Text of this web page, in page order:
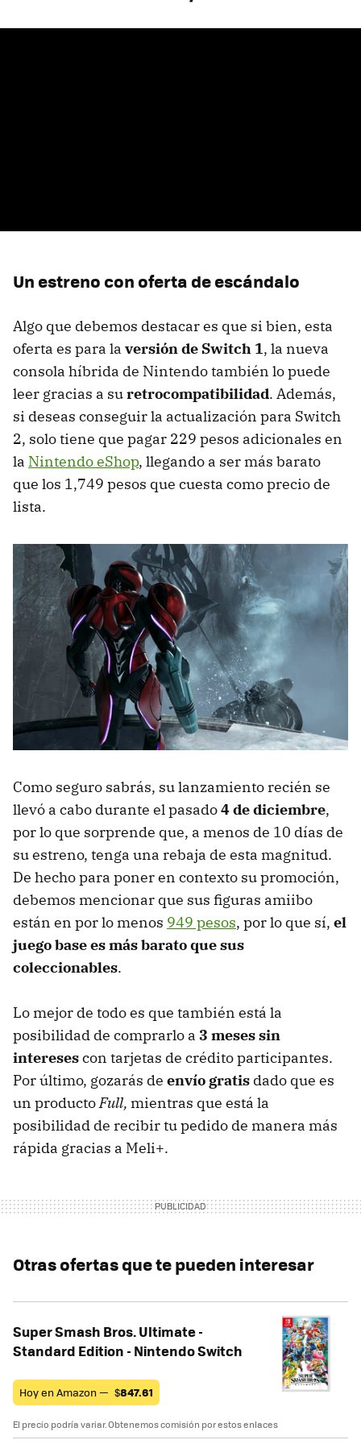
Un estreno con oferta de escándalo
Algo que debemos destacar es que si bien, esta
oferta es para la versión de Switch 1, la nueva
consola híbrida de Nintendo también lo puede
leer gracias a suretrocompatibilidad. Además,
si deseas conseguir la actualización para Switch
2, solo tiene que pagar 229 pesos adicionales en
la Nintendo eShop, llegando a ser más barato
que los 1,749 pesos que cuesta como precio de
lista.
Como seguro sabrás, su lanzamiento recién se
llevó a cabo durante el pasado4 de diciembre,
por lo que sorprende que, a menos de 10 días de
su estreno, tenga una rebaja de esta magnitud.
De hecho para poner en contexto su promoción,
debemos mencionar que sus figuras amiibo
están en por lo menos 949 pesos, por lo que sí, el
juego base es más barato que sus
coleccionables.
Lo mejor de todo es que también está la
posibilidad de comprarlo a 3 meses sin
interesescon tarjetas de crédito participantes.
Por último, gozarás de envío gratis dado que es
un productoFull, mientras que está la
posibilidad de recibir tu pedido de manera más
rápida gracias a Meli+.
Otras ofertas que te pueden interesar
Super Smash Bros. Ultimate -
Standard Edition - Nintendo Switch
Hoy en Amazon — $847.61
El precio podría variar. Obtenemos comisión por estos enlaces